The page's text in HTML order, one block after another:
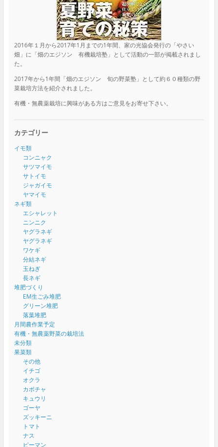
2016年１月から2017年1月までの1年間、家の光協会発行の「やさい
畑」に「畑のエジソン 有機栽培塾」として活動の一部が掲載されまし
た。
2017年から1年間「畑のエジソン 旬の野菜塾」として約６０種類の野
菜栽培方法を紹介されました。
有機・無農薬栽培に興味がある方はご意見をお寄せ下さい。
カテゴリー
イモ類
コンニャク
サツマイモ
サトイモ
ジャガイモ
ヤマイモ
ネギ類
エシャレット
ニンニク
ヤグラネギ
ヤグラネギ
ワケギ
分結ネギ
玉ねぎ
長ネギ
堆肥づくり
EM生ごみ堆肥
グリーン堆肥
落葉堆肥
月間農作業予定
有機・無農薬野菜の栽培法
未分類
果菜類
その他
イチゴ
オクラ
カボチャ
キュウリ
ゴーヤ
ズッキーニ
トマト
ナス
ピーマン